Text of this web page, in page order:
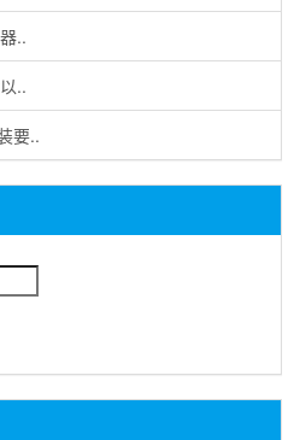
..
..
要..